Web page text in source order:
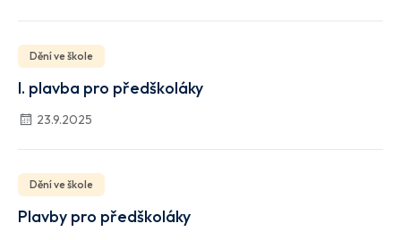
Dění ve škole
I. plavba pro předškoláky
23.9.2025
Dění ve škole
Plavby pro předškoláky